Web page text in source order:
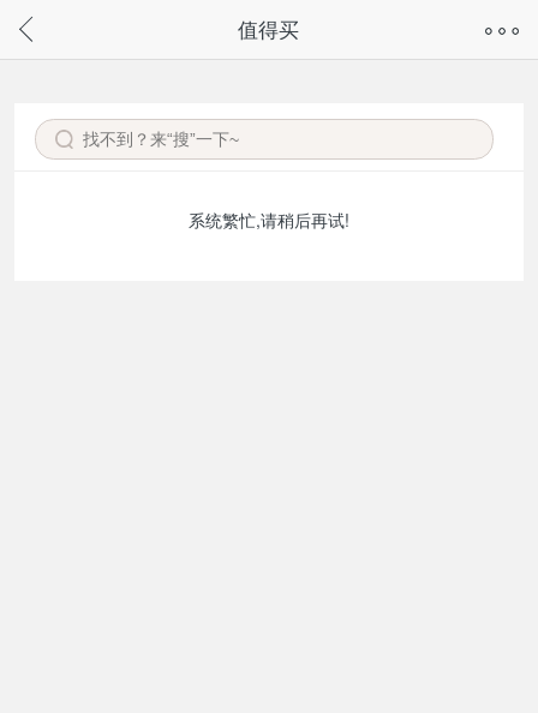
请通过微信或支付宝搜“奇兔客小程序”访问
值得买
系统繁忙,请稍后再试!